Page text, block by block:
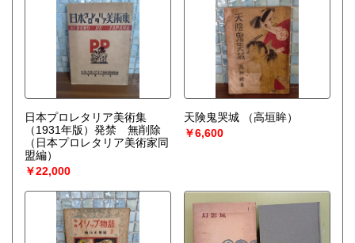
日本プロレタリア美術集
（1931年版）発禁 無削除
（日本プロレタリア美術家同
盟編）
￥22,000
天険鬼哭城
（高垣眸）
￥6,600